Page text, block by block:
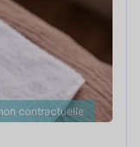
contractuelle